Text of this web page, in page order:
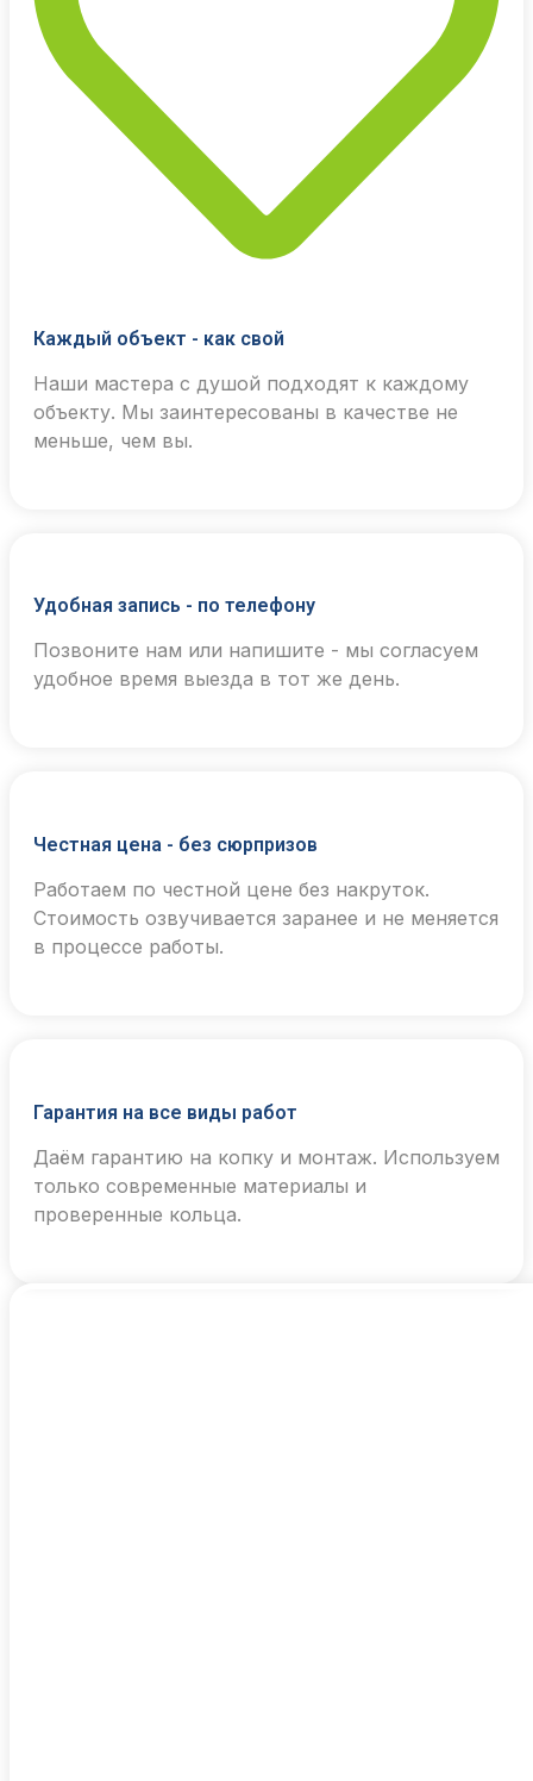
Каждый объект - как свой
Наши мастера с душой подходят к каждому
объекту. Мы заинтересованы в качестве не
меньше, чем вы.
Удобная запись - по телефону
Позвоните нам или напишите - мы согласуем
удобное время выезда в тот же день.
Честная цена - без сюрпризов
Работаем по честной цене без накруток.
Стоимость озвучивается заранее и не меняется
в процессе работы.
Гарантия на все виды работ
Даём гарантию на копку и монтаж. Используем
только современные материалы и
проверенные кольца.